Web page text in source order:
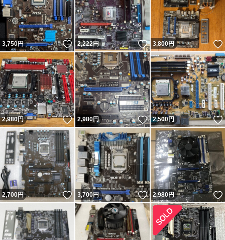
3,750円 いいね！
2,222円 いいね！
3,800円
2,980円 いいね！
2,980円 いいね！
2,500円
2,700円 いいね！
3,700円 いいね！
2,980円